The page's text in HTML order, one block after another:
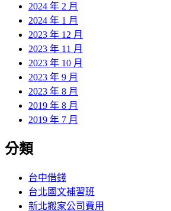
2024 年 2 月
2024 年 1 月
2023 年 12 月
2023 年 11 月
2023 年 10 月
2023 年 9 月
2023 年 8 月
2019 年 8 月
2019 年 7 月
分類
台中借錢
台北國文補習班
新北搬家公司費用